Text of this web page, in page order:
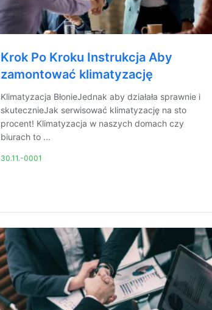
Krok Po Kroku Instrukcja Aby
zamontować klimatyzację
Klimatyzacja BłonieJednak aby działała sprawnie i
skutecznieJak serwisować klimatyzację na sto
procent! Klimatyzacja w naszych domach czy
biurach to ...
30.11.-0001